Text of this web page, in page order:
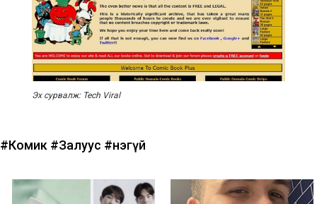
Эх сурвалж: Tech Viral
#Комик #Залуус #Үнэгүй